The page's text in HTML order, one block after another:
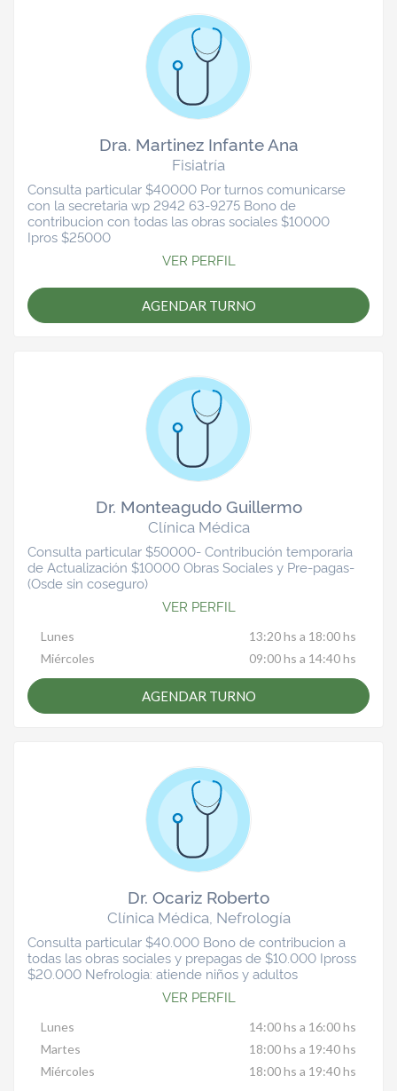
Dra. Martinez Infante Ana
Fisiatría
Consulta particular $40000 Por turnos comunicarse
con la secretaria wp 2942 63-9275 Bono de
contribucion con todas las obras sociales $10000
Ipros $25000
VER PERFIL
AGENDAR TURNO
Dr. Monteagudo Guillermo
Clínica Médica
Consulta particular $50000- Contribución temporaria
de Actualización $10000 Obras Sociales y Pre-pagas-
(Osde sin coseguro)
VER PERFIL
Lunes
13:20 hs a 18:00 hs
Miércoles
09:00 hs a 14:40 hs
AGENDAR TURNO
Dr. Ocariz Roberto
Clínica Médica, Nefrología
Consulta particular $40.000 Bono de contribucion a
todas las obras sociales y prepagas de $10.000 Ipross
$20.000 Nefrologia: atiende niños y adultos
VER PERFIL
Lunes
14:00 hs a 16:00 hs
Martes
18:00 hs a 19:40 hs
Miércoles
18:00 hs a 19:40 hs